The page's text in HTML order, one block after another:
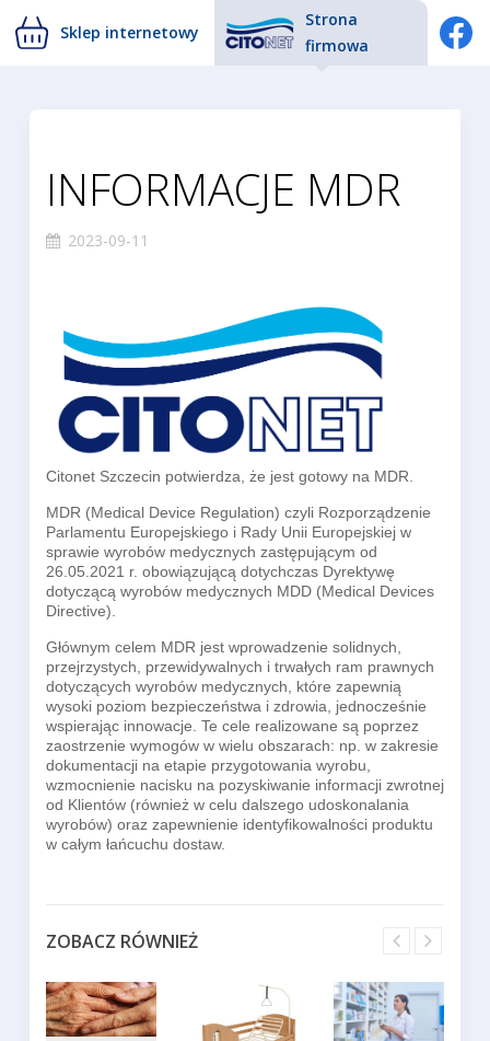
Sklep internetowy
Strona
firmowa
INFORMACJE MDR
2023-09-11
Citonet Szczecin potwierdza, że jest gotowy na MDR.
MDR (Medical Device Regulation) czyli Rozporządzenie
Parlamentu Europejskiego i Rady Unii Europejskiej w
sprawie wyrobów medycznych zastępującym od
26.05.2021 r. obowiązującą dotychczas Dyrektywę
dotyczącą wyrobów medycznych MDD (Medical Devices
Directive).
Głównym celem MDR jest wprowadzenie solidnych,
przejrzystych, przewidywalnych i trwałych ram prawnych
dotyczących wyrobów medycznych, które zapewnią
wysoki poziom bezpieczeństwa i zdrowia, jednocześnie
wspierając innowacje. Te cele realizowane są poprzez
zaostrzenie wymogów w wielu obszarach: np. w zakresie
dokumentacji na etapie przygotowania wyrobu,
wzmocnienie nacisku na pozyskiwanie informacji zwrotnej
od Klientów (również w celu dalszego udoskonalania
wyrobów) oraz zapewnienie identyfikowalności produktu
w całym łańcuchu dostaw.
ZOBACZ RÓWNIEŻ